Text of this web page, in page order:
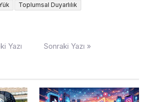
Toplumsal Duyarlılık
Yazı Sonraki Yazı »